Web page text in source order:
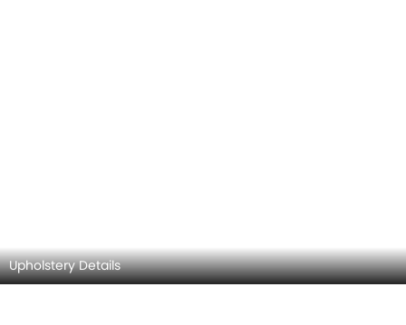
Upholstery Details